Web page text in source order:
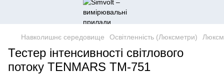
Навколишнє середовище Освітленність (Люксметри)
Тестер інтенсивності світлового
потоку TENMARS TM-751